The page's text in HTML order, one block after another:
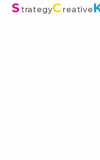
S trategyC reative